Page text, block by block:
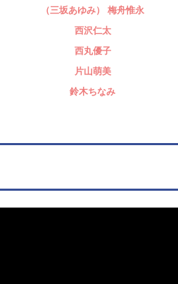
（三坂あゆみ） 梅舟惟永
西沢仁太
西丸優子
片山萌美
鈴木ちなみ